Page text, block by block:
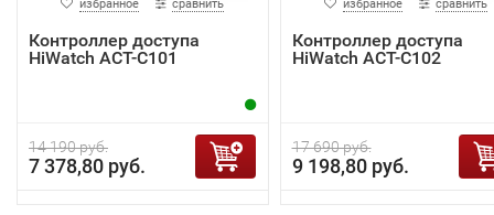
избранное сравнить
Контроллер доступа
HiWatch ACT-C101
14 190 руб.
7 378,80 руб.
избранное сравнить
Контроллер доступа
HiWatch ACT-C102
17 690 руб.
9 198,80 руб.